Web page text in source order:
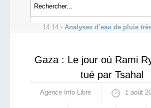
les vidéos incontournables
19:05 -Manifester pour Gaza n'est
selon le Mufti d'Arabie Saoudite
14:14 - Analyses d’eau de pluie
Gaza : Le jour où Rami
tué par Tsahal
Agence Info Libre 1 août